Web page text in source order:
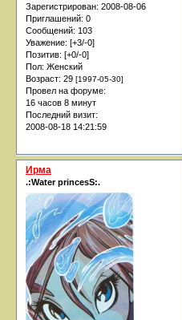
Зарегистрирован: 2008-08-06
Приглашений: 0
Сообщений: 103
Уважение: [+3/-0]
Позитив: [+0/-0]
Пол: Женский
Возраст: 29 [1997-05-30]
Провел на форуме:
16 часов 8 минут
Последний визит:
2008-08-18 14:21:59
Ирма
.:Water princesS:.